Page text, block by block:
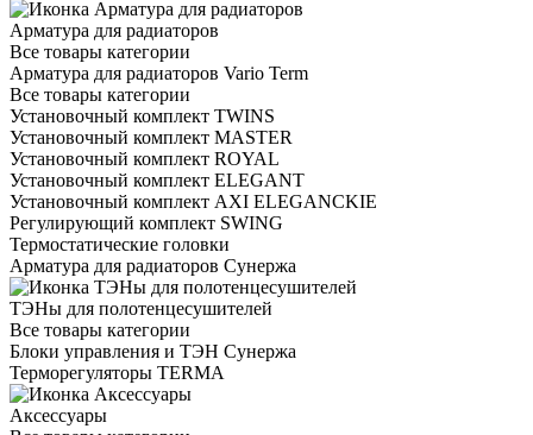
Арматура для радиаторов
Все товары категории
Арматура для радиаторов Vario Term
Все товары категории
Установочный комплект TWINS
Установочный комплект MASTER
Установочный комплект ROYAL
Установочный комплект ELEGANT
Установочный комплект AXI ELEGANCKIE
Регулирующий комплект SWING
Термостатические головки
Арматура для радиаторов Сунержа
ТЭНы для полотенцесушителей
Все товары категории
Блоки управления и ТЭН Сунержа
Терморегуляторы TERMA
Аксессуары